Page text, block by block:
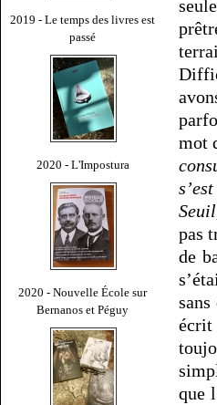
2019 - Le temps des livres est
passé
2020 - L'Impostura
2020 - Nouvelle École sur
Bernanos et Péguy
mot
pas
de
que